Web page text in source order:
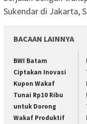
Sukendar di Jakarta,
BACAAN LAINNYA
BWI Batam
Ciptakan Inovasi
Kupon Wakaf
Tunai Rp10 Ribu
untuk Dorong
Wakaf Produktif